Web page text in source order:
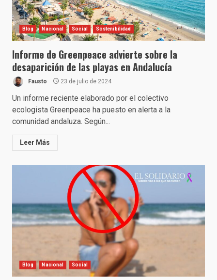
Blog Nacional Social Sostenibilidad
Informe de Greenpeace advierte sobre la
desaparición de las playas en Andalucía
Fausto 23 de julio de 2024
Un informe reciente elaborado por el colectivo
ecologista Greenpeace ha puesto en alerta a la
comunidad andaluza. Según...
Leer Más
Blog Nacional Social